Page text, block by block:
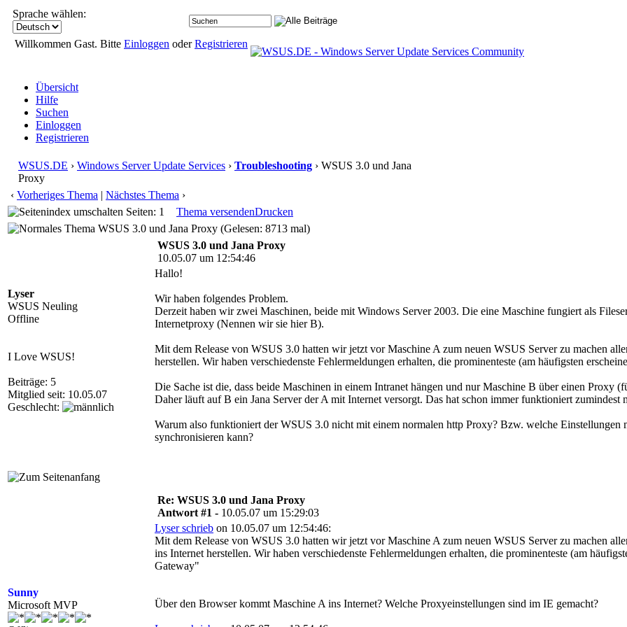
Sprache wählen:
Willkommen Gast. Bitte Einloggen oderRegistrieren
Übersicht
Hilfe
Suchen
Einloggen
Registrieren
WSUS.DE › Windows Server Update Services › Troubleshooting › WSUS 3.0 und Jana
Proxy
‹ Vorheriges Thema | Nächstes Thema ›
Seiten: 1
Thema versendenDrucken
WSUS 3.0 und Jana Proxy (Gelesen: 8713 mal)
Lyser
WSUS Neuling
Offline
I Love WSUS!
Beiträge: 5
Mitglied seit: 10.05.07
Geschlecht:
WSUS 3.0 und Jana Proxy
10.05.07 um 12:54:46
Hallo!
Wir haben folgendes Problem.
Derzeit haben wir zwei Maschinen, beide mit Windows Server 2003. Die eine Maschine fungiert als
Internetproxy (Nennen wir sie hier B).
Mit dem Release von WSUS 3.0 hatten wir jetzt vor Maschine A zum neuen WSUS Server zu machen
herstellen. Wir haben verschiedenste Fehlermeldungen erhalten, die prominenteste (am häufigsten
Die Sache ist die, dass beide Maschinen in einem Intranet hängen und nur Maschine B über einen Proxy
Daher läuft auf B ein Jana Server der A mit Internet versorgt. Das hat schon immer funktioniert zumindest
Warum also funktioniert der WSUS 3.0 nicht mit einem normalen http Proxy? Bzw. welche Einstellungen
synchronisieren kann?
Sunny
Microsoft MVP
Re: WSUS 3.0 und Jana Proxy
Antwort #1 - 10.05.07 um 15:29:03
Lyser schrieb on 10.05.07 um 12:54:46:
Mit dem Release von WSUS 3.0 hatten wir jetzt vor Maschine A zum neuen WSUS Server zu machen
ins Internet herstellen. Wir haben verschiedenste Fehlermeldungen erhalten, die prominenteste (am
Gateway"
Über den Browser kommt Maschine A ins Internet? Welche Proxyeinstellungen sind im IE gemacht?